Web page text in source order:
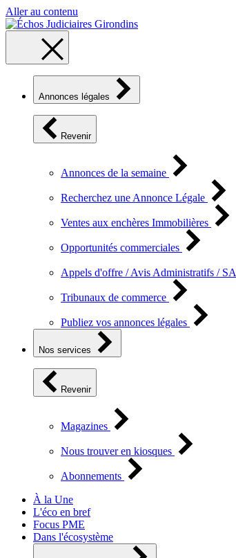
Aller au contenu
Annonces légales
Revenir
Annonces de la semaine
Recherchez une Annonce Légale
Ventes aux enchères Immobilières
Opportunités commerciales
Appels d'offre / Avis Administratifs /
Tribunaux de commerce
Publiez vos annonces légales
Nos services
Revenir
Magazines
Nous trouver en kiosques
Abonnements
À la Une
L'éco en bref
Focus PME
Dans l'écosystème